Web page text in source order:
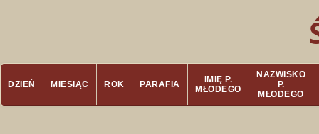
DZIEŃ MIESIĄC ROK PARAFIA
IMIĘ P.
MŁODEGO
NAZWISKO
P.
MŁODEGO